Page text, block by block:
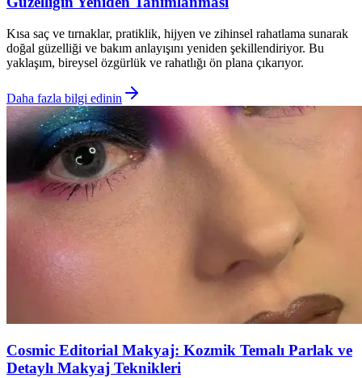
Kısa saç ve tırnaklar, pratiklik, hijyen ve zihinsel rahatlama sunarak
doğal güzelliği ve bakım anlayışını yeniden şekillendiriyor. Bu
yaklaşım, bireysel özgürlük ve rahatlığı ön plana çıkarıyor.
Daha fazla bilgi edinin
Cosmic Editorial Makyaj: Kozmik Temalı Parlak ve
Detaylı Makyaj Teknikleri